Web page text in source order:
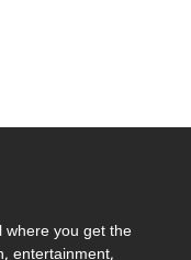
where you get the
entertainment,